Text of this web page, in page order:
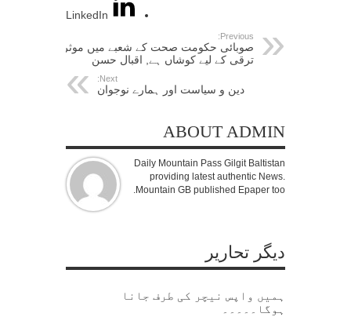
LinkedIn
Previous:
صوبائی حکومت صحت کے شعبے میں موثر
ترقی کے لیے کوشاں ہے, اقبال حسن
Next:
دین و سیاست اور ہمارے نوجوان
ABOUT ADMIN
Daily Mountain Pass Gilgit Baltistan
providing latest authentic News.
Mountain GB published Epaper too.
دیگر تحاریر
ہمیں واپس نیچر کی طرف جانا
ہوگا۔۔۔۔۔